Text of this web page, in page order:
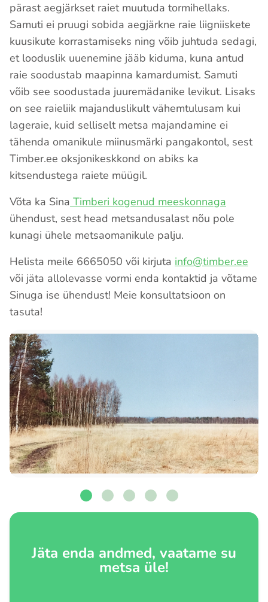
pärast aegjärkset raiet muutuda tormihellaks.
Samuti ei pruugi sobida aegjärkne raie liigniiskete
kuusikute korrastamiseks ning võib juhtuda sedagi,
et looduslik uuenemine jääb kiduma, kuna antud
raie soodustab maapinna kamardumist. Samuti
võib see soodustada juuremädanike levikut. Lisaks
on see raieliik majanduslikult vähemtulusam kui
lageraie, kuid selliselt metsa majandamine ei
tähenda omanikule miinusmärki pangakontol, sest
Timber.ee oksjonikeskkond on abiks ka
kitsendustega raiete müügil.
Võta ka Sina Timberi kogenud meeskonnaga
ühendust, sest head metsandusalast nõu pole
kunagi ühele metsaomanikule palju.
Helista meile 6665050 või kirjuta info@timber.ee
või jäta allolevasse vormi enda kontaktid ja võtame
Sinuga ise ühendust! Meie konsultatsioon on
tasuta!
Jäta enda andmed, vaatame su
metsa üle!